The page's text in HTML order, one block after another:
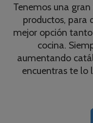
Tenemos una
productos, para
mejor opción
cocina.
aumentando
encuentras te lo